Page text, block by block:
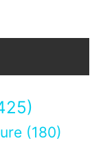
(180)